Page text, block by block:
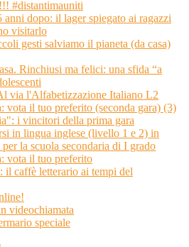
#distantimauniti
anni dopo: il lager spiegato ai ragazzi
visitarlo
gesti salviamo il pianeta (da casa)
Rinchiusi ma felici: una sfida “a
via l'Alfabetizzazione Italiano L2
vota il tuo preferito (seconda gara) (3)
i vincitori della prima gara
in lingua inglese (livello 1 e 2) in
la scuola secondaria di I grado
vota il tuo preferito
il caffè letterario ai tempi del
videochiamata
speciale